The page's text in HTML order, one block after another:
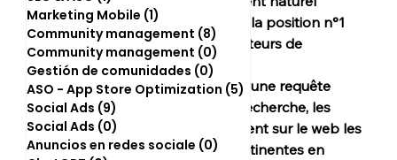
permettant d’approcher la position n°1
pour un site dans les moteurs de
recherches type Google.
Lorsqu’un internaute fait une requête
auprès d’un moteur de recherche, les
robots de celui ci cherchent sur le web les
informations les plus pertinentes en
Marketing Mobile (1)
Community management (8)
8 posts
Community management (0)
0 post
Gestión de comunidades (0)
ASO - App Store Optimization (5) 5 posts
Social Ads (9)
Social Ads (0)
Anuncios en redes sociale (0)
0 post